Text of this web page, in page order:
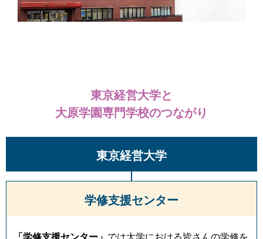
東京経営大学と
大原学園専門学校のつながり
東京経営大学
学修支援センター
「学修支援センター」 では大学における皆さんの学修を